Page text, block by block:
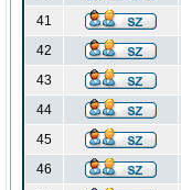
41
42
43
44
45
46